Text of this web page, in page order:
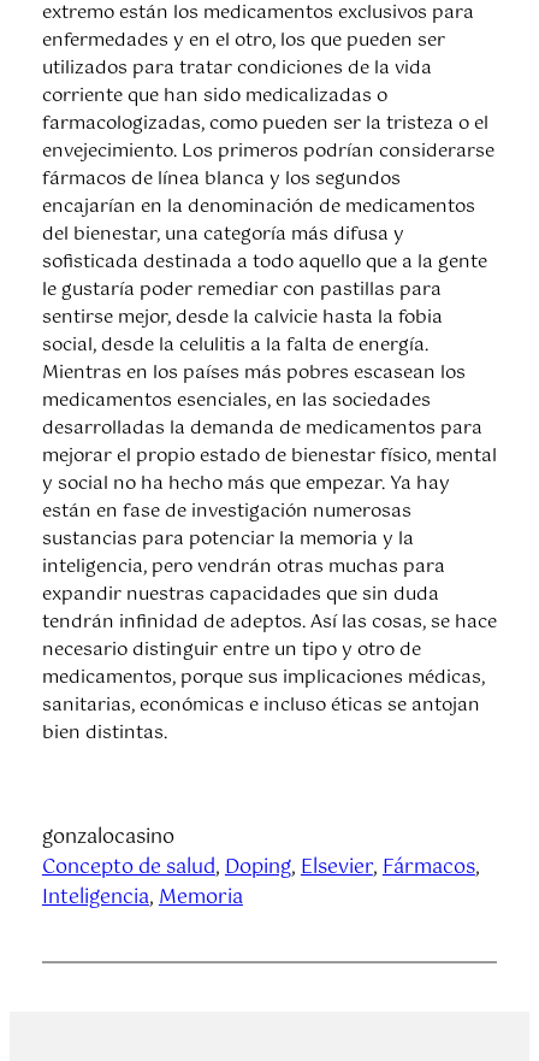
extremo están los medicamentos exclusivos para
enfermedades y en el otro, los que pueden ser
utilizados para tratar condiciones de la vida
corriente que han sido medicalizadas o
farmacologizadas, como pueden ser la tristeza o el
envejecimiento. Los primeros podrían considerarse
fármacos de línea blanca y los segundos
encajarían en la denominación de medicamentos
del bienestar, una categoría más difusa y
sofisticada destinada a todo aquello que a la gente
le gustaría poder remediar con pastillas para
sentirse mejor, desde la calvicie hasta la fobia
social, desde la celulitis a la falta de energía.
Mientras en los países más pobres escasean los
medicamentos esenciales, en las sociedades
desarrolladas la demanda de medicamentos para
mejorar el propio estado de bienestar físico, mental
y social no ha hecho más que empezar. Ya hay
están en fase de investigación numerosas
sustancias para potenciar la memoria y la
inteligencia, pero vendrán otras muchas para
expandir nuestras capacidades que sin duda
tendrán infinidad de adeptos. Así las cosas, se hace
necesario distinguir entre un tipo y otro de
medicamentos, porque sus implicaciones médicas,
sanitarias, económicas e incluso éticas se antojan
bien distintas.
gonzalocasino
Concepto de salud, Doping, Elsevier, Fármacos
Inteligencia, Memoria